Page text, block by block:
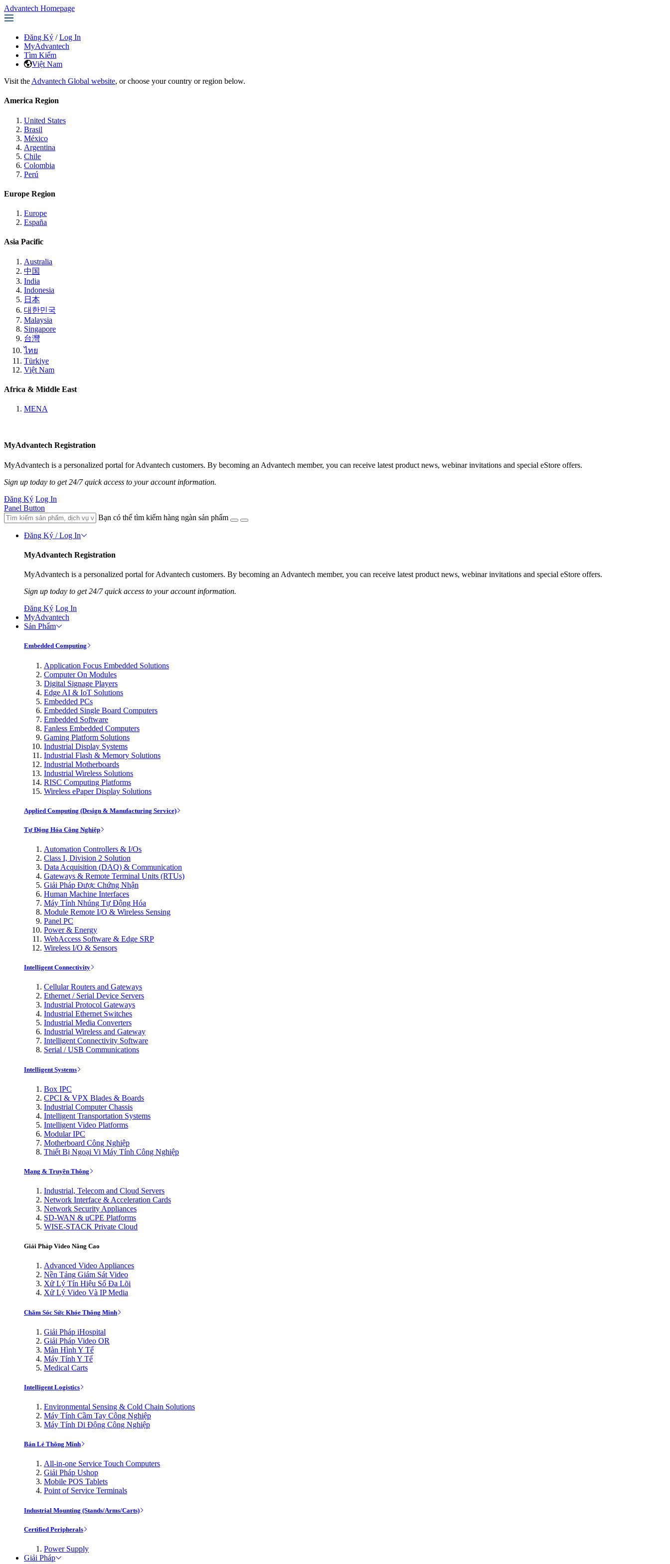
Advantech Homepage
Đăng Ký / Log In
MyAdvantech
Tìm Kiếm
Việt Nam
Visit the Advantech Global website, or choose your country or region below.
America Region
United States
Brasil
México
Argentina
Chile
Colombia
Perú
Europe Region
Europe
España
Asia Pacific
Australia
中国
India
Indonesia
日本
대한민국
Malaysia
Singapore
台灣
ไทย
Türkiye
Việt Nam
Africa & Middle East
MENA
MyAdvantech Registration
MyAdvantech is a personalized portal for Advantech customers. By becoming an Advantech member, you can receive latest product news, webinar invitations and special eStore offers.
Sign up today to get 24/7 quick access to your account information.
Đăng Ký Log In
Panel Button
Bạn có thể tìm kiếm hàng ngàn sản phẩm
Đăng Ký / Log In
MyAdvantech Registration
MyAdvantech is a personalized portal for Advantech customers. By becoming an Advantech member, you can receive latest product news, webinar invitations and special eStore offers.
Sign up today to get 24/7 quick access to your account information.
Đăng Ký Log In
MyAdvantech
Sản Phẩm
Embedded Computing
Application Focus Embedded Solutions
Computer On Modules
Digital Signage Players
Edge AI & IoT Solutions
Embedded PCs
Embedded Single Board Computers
Embedded Software
Fanless Embedded Computers
Gaming Platform Solutions
Industrial Display Systems
Industrial Flash & Memory Solutions
Industrial Motherboards
Industrial Wireless Solutions
RISC Computing Platforms
Wireless ePaper Display Solutions
Applied Computing (Design & Manufacturing Service)
Tự Động Hóa Công Nghiệp
Automation Controllers & I/Os
Class I, Division 2 Solution
Data Acquisition (DAQ) & Communication
Gateways & Remote Terminal Units (RTUs)
Giải Pháp Được Chứng Nhận
Human Machine Interfaces
Máy Tính Nhúng Tự Động Hóa
Module Remote I/O & Wireless Sensing
Panel PC
Power & Energy
WebAccess Software & Edge SRP
Wireless I/O & Sensors
Intelligent Connectivity
Cellular Routers and Gateways
Ethernet / Serial Device Servers
Industrial Protocol Gateways
Industrial Ethernet Switches
Industrial Media Converters
Industrial Wireless and Gateway
Intelligent Connectivity Software
Serial / USB Communications
Intelligent Systems
Box IPC
CPCI & VPX Blades & Boards
Industrial Computer Chassis
Intelligent Transportation Systems
Intelligent Video Platforms
Modular IPC
Motherboard Công Nghiệp
Thiết Bị Ngoại Vi Máy Tính Công Nghiệp
Mạng & Truyền Thông
Industrial, Telecom and Cloud Servers
Network Interface & Acceleration Cards
Network Security Appliances
SD-WAN & uCPE Platforms
WISE-STACK Private Cloud
Giải Pháp Video Nâng Cao
Advanced Video Appliances
Nền Tảng Giám Sát Video
Xử Lý Tín Hiệu Số Đa Lõi
Xử Lý Video Và IP Media
Chăm Sóc Sức Khỏe Thông Minh
Giải Pháp iHospital
Giải Pháp Video OR
Màn Hình Y Tế
Máy Tính Y Tế
Medical Carts
Intelligent Logistics
Environmental Sensing & Cold Chain Solutions
Máy Tính Cầm Tay Công Nghiệp
Máy Tính Di Động Công Nghiệp
Bán Lẻ Thông Minh
All-in-one Service Touch Computers
Giải Pháp Ushop
Mobile POS Tablets
Point of Service Terminals
Industrial Mounting (Stands/Arms/Carts)
Certified Peripherals
Power Supply
Giải Pháp